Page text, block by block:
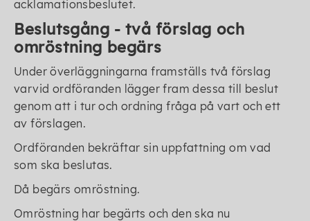
acklamationsbeslutet.
Beslutsgång - två förslag och
omröstning begärs
Under överläggningarna framställs två förslag
varvid ordföranden lägger fram dessa till beslut
genom att i tur och ordning fråga på vart och ett
av förslagen.
Ordföranden bekräftar sin uppfattning om vad
som ska beslutas.
Då begärs omröstning.
Omröstning har begärts och den ska nu